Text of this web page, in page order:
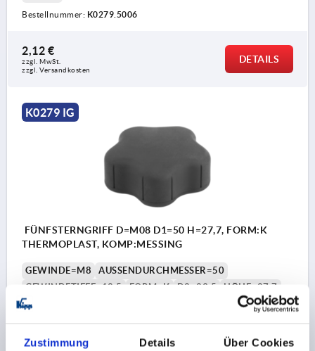
Zustimmung Details Über Cookies
Bestellnummer: K0279.5006
2,12 €
zzgl. MwSt.
zzgl. Versandkosten
DETAILS
K0279 IG
FÜNFSTERNGRIFF D=M08 D1=50 H=27,7, FORM:K
THERMOPLAST, KOMP:MESSING
GEWINDE=M8
AUSSENDURCHMESSER=50
GEWINDETIEFE=12,5
FORM=K D2=23,5
HÖHE=27,7
H1=4,6